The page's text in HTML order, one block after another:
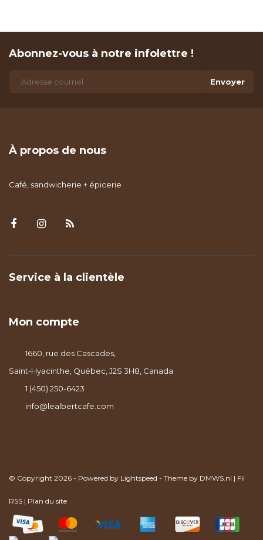
Abonnez-vous à notre infolettre !
Envoyer
À propos de nous
Café, sandwicherie + épicerie
Service à la clientèle
Mon compte
1660, rue des Cascades,
Saint-Hyacinthe, Québec, J2S 3H8, Canada
1 (450) 250-6423
info@lealbertcafe.com
© Copyright 2026 - Powered by Lightspeed - Theme by DMWS.nl | Fil
RSS | Plan du site